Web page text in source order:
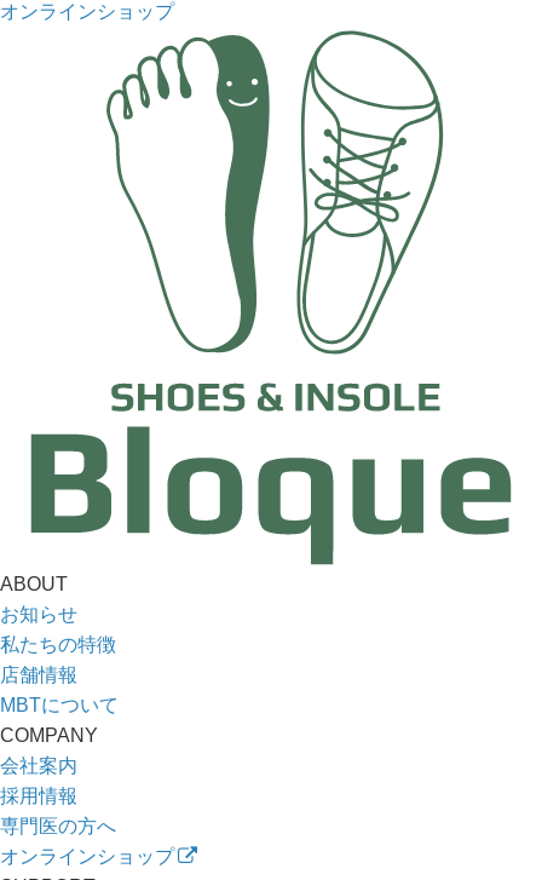
オンラインショップ
ABOUT
お知らせ
私たちの特徴
店舗情報
MBTについて
COMPANY
会社案内
採用情報
専門医の方へ
オンラインショップ